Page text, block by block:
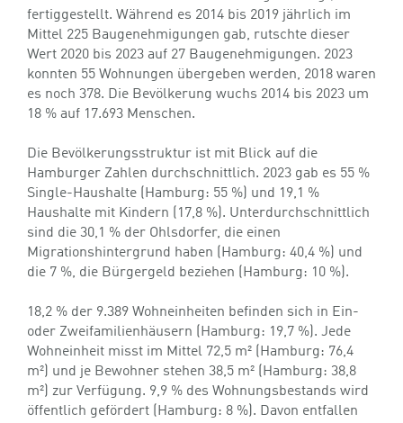
fertiggestellt. Während es 2014 bis 2019 jährlich im
Mittel 225 Baugenehmigungen gab, rutschte dieser
Wert 2020 bis 2023 auf 27 Baugenehmigungen. 2023
konnten 55 Wohnungen übergeben werden, 2018 waren
es noch 378. Die Bevölkerung wuchs 2014 bis 2023 um
18 % auf 17.693 Menschen.
Die Bevölkerungsstruktur ist mit Blick auf die
Hamburger Zahlen durchschnittlich. 2023 gab es 55 %
Single-Haushalte (Hamburg: 55 %) und 19,1 %
Haushalte mit Kindern (17,8 %). Unterdurchschnittlich
sind die 30,1 % der Ohlsdorfer, die einen
Migrationshintergrund haben (Hamburg: 40,4 %) und
die 7 %, die Bürgergeld beziehen (Hamburg: 10 %).
18,2 % der 9.389 Wohneinheiten befinden sich in Ein-
oder Zweifamilienhäusern (Hamburg: 19,7 %). Jede
Wohneinheit misst im Mittel 72,5 m² (Hamburg: 76,4
m²) und je Bewohner stehen 38,5 m² (Hamburg: 38,8
m²) zur Verfügung. 9,9 % des Wohnungsbestands wird
öffentlich gefördert (Hamburg: 8 %). Davon entfallen